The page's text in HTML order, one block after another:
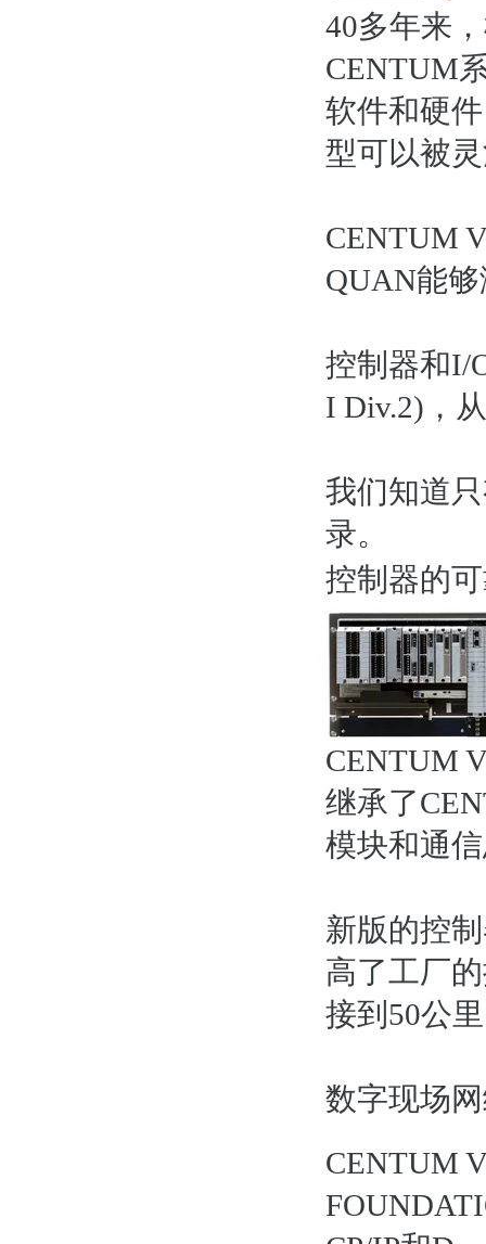
40多年来
CENTUM
软件和硬
型可以被
CENTUM
QUAN能
控制器和I/
I Div.2)，
我们知道
录。
控制器的
CENTUM
继承了
模块和通
新版的控
高了工厂
接到50公
数字现场
CENTUM